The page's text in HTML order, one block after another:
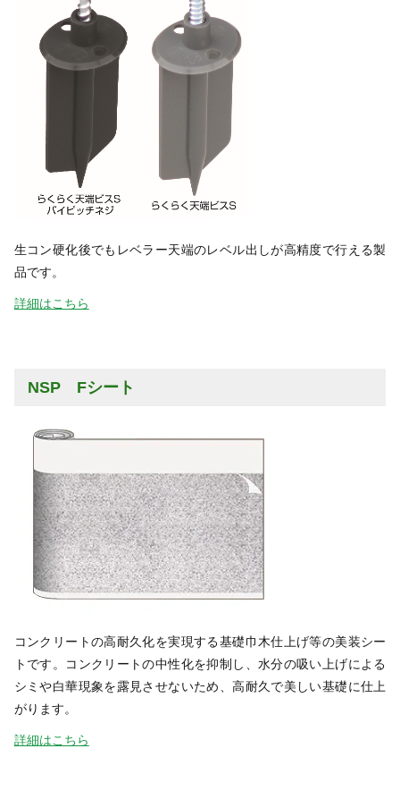
生コン硬化後でもレベラー天端のレベル出しが高精度で行える製
品です。
詳細はこちら
NSP Fシート
コンクリートの高耐久化を実現する基礎巾木仕上げ等の美装シー
トです。コンクリートの中性化を抑制し、水分の吸い上げによる
シミや白華現象を露見させないため、高耐久で美しい基礎に仕上
がります。
詳細はこちら